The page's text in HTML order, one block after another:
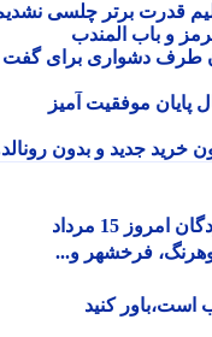
برتر چلسی نشدیم!
و باب المندب
دشواری برای گفت
موفقیت آمیز
جدول قطعی برق شهرکرد، بروجن و لردگان امروز 15 مرداد
فرخشهر و...
کنید